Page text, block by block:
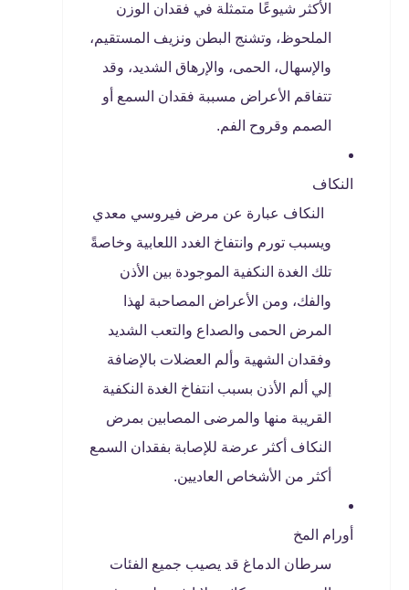
الأكثر شيوعًا متمثلة في فقدان الوزن
الملحوظ، وتشنج البطن ونزيف المستقيم،
والإسهال، الحمى، والإرهاق الشديد، وقد
تتفاقم الأعراض مسببة فقدان السمع أو
الصمم وقروح الفم.
النكاف
النكاف عبارة عن مرض فيروسي معدي
ويسبب تورم وانتفاخ الغدد اللعابية وخاصةً
تلك الغدة النكفية الموجودة بين الأذن
والفك، ومن الأعراض المصاحبة لهذا
المرض الحمى والصداع والتعب الشديد
وفقدان الشهية وألم العضلات بالإضافة
إلي ألم الأذن بسبب انتفاخ الغدة النكفية
القريبة منها والمرضى المصابين بمرض
النكاف أكثر عرضة للإصابة بفقدان السمع
أكثر من الأشخاص العاديين.
أورام المخ
سرطان الدماغ قد يصيب جميع الفئات